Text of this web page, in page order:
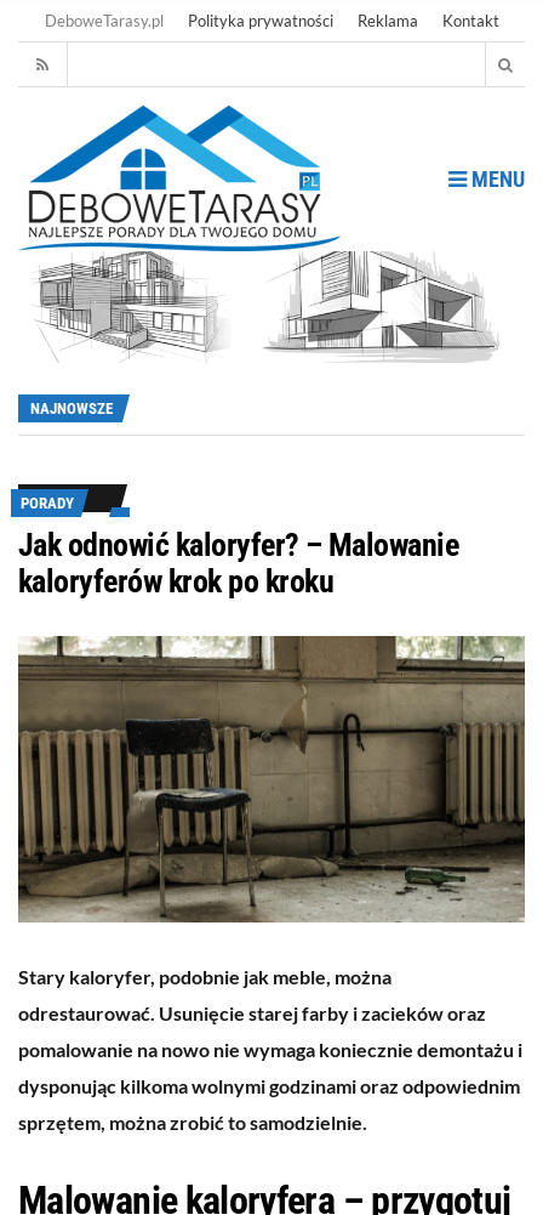
DeboweTarasy.pl Polityka prywatności Reklama Kontakt
MENU
NAJNOWSZE
PORADY
Jak odnowić kaloryfer? – Malowanie
kaloryferów krok po kroku
Stary kaloryfer, podobnie jak meble, można
odrestaurować. Usunięcie starej farby i zacieków oraz
pomalowanie na nowo nie wymaga koniecznie demontażu i
dysponując kilkoma wolnymi godzinami oraz odpowiednim
sprzętem, można zrobić to samodzielnie.
Malowanie kaloryfera – przygotuj